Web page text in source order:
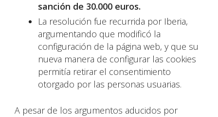
sanción de 30.000 euros.
La resolución fue recurrida por Iberia,
argumentando que modificó la
configuración de la página web, y que su
nueva manera de configurar las cookies
permitía retirar el consentimiento
otorgado por las personas usuarias.
A pesar de los argumentos aducidos por